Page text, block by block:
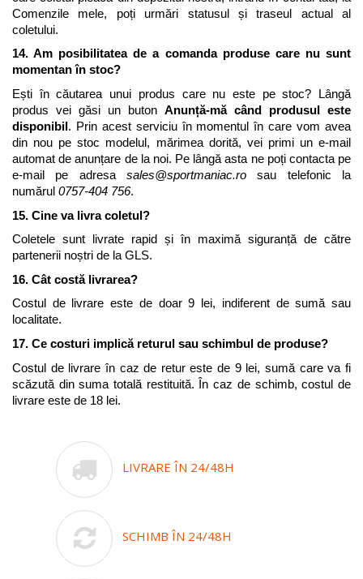
Comenzile mele, poți urmări statusul și traseul actual al
coletului.
14. Am posibilitatea de a comanda produse care nu sunt
momentan în stoc?
Ești în căutarea unui produs care nu este pe stoc? Lângă
produs vei găsi un buton Anunță-mă când produsul este
disponibil . Prin acest serviciu în momentul în care vom avea
din nou pe stoc modelul, mărimea dorită, vei primi un e-mail
automat de anunțare de la noi. Pe lângă asta ne poți contacta pe
e-mail pe adresa sales@sportmaniac.ro sau telefonic la
numărul 0757-404 756.
15. Cine va livra coletul?
Coletele sunt livrate rapid și în maximă siguranță de către
partenerii noștri de la GLS.
16. Cât costă livrarea?
Costul de livrare este de doar 9 lei, indiferent de sumă sau
localitate.
17. Ce costuri implică returul sau schimbul de produse?
Costul de livrare în caz de retur este de 9 lei, sumă care va fi
scăzută din suma totală restituită. În caz de schimb, costul de
livrare este de 18 lei.
LIVRARE ÎN 24/48H
SCHIMB ÎN 24/48H